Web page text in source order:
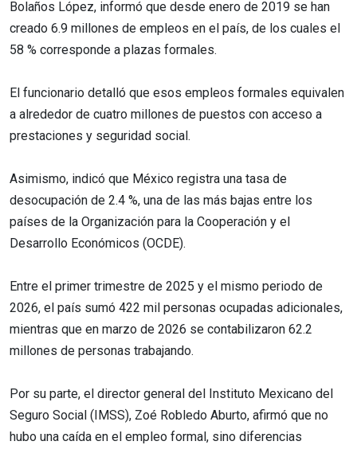
Bolaños López, informó que desde enero de 2019 se han
creado 6.9 millones de empleos en el país, de los cuales el
58 % corresponde a plazas formales.
El funcionario detalló que esos empleos formales equivalen
a alrededor de cuatro millones de puestos con acceso a
prestaciones y seguridad social.
Asimismo, indicó que México registra una tasa de
desocupación de 2.4 %, una de las más bajas entre los
países de la Organización para la Cooperación y el
Desarrollo Económicos (OCDE).
Entre el primer trimestre de 2025 y el mismo periodo de
2026, el país sumó 422 mil personas ocupadas adicionales,
mientras que en marzo de 2026 se contabilizaron 62.2
millones de personas trabajando.
Por su parte, el director general del Instituto Mexicano del
Seguro Social (IMSS), Zoé Robledo Aburto, afirmó que no
hubo una caída en el empleo formal, sino diferencias